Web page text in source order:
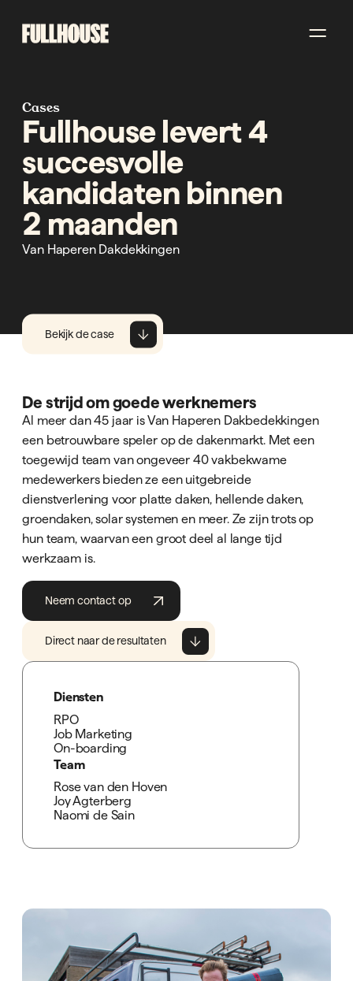
Cases
Fullhouse levert 4
succesvolle
kandidaten binnen
2 maanden
Van Haperen Dakdekkingen
Bekijk de case
De strijd om goede werknemers
Al meer dan 45 jaar is Van Haperen Dakbedekkingen
een betrouwbare speler op de dakenmarkt. Met een
toegewijd team van ongeveer 40 vakbekwame
medewerkers bieden ze een uitgebreide
dienstverlening voor platte daken, hellende daken,
groendaken, solar systemen en meer. Ze zijn trots op
hun team, waarvan een groot deel al lange tijd
werkzaam is.
Neem contact op
Direct naar de resultaten
Diensten
RPO
Job Marketing
On-boarding
Team
Rose van den Hoven
Joy Agterberg
Naomi de Sain